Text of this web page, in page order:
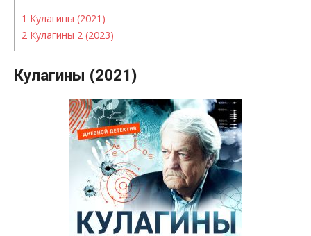
1 Кулагины (2021)
2 Кулагины 2 (2023)
Кулагины (2021)